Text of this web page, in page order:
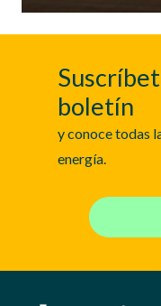
boletín
y conoce todas
energía.